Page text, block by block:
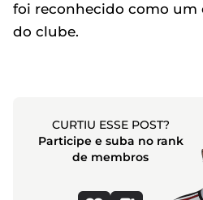
foi reconhecido como um
do clube.
CURTIU ESSE POST?
Participe e suba no rank
de membros